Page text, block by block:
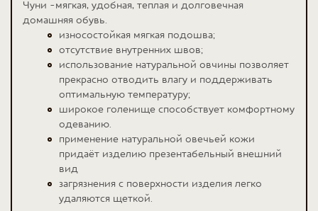
Чуни -мягкая, удобная, теплая и долговечная
домашняя обувь.
износостойкая мягкая подошва;
отсутствие внутренних швов;
использование натуральной овчины позволяет
прекрасно отводить влагу и поддерживать
оптимальную температуру;
широкое голенище способствует комфортному
одеванию.
применение натуральной овечьей кожи
придаёт изделию презентабельный внешний
вид
загрязнения с поверхности изделия легко
удаляются щеткой.